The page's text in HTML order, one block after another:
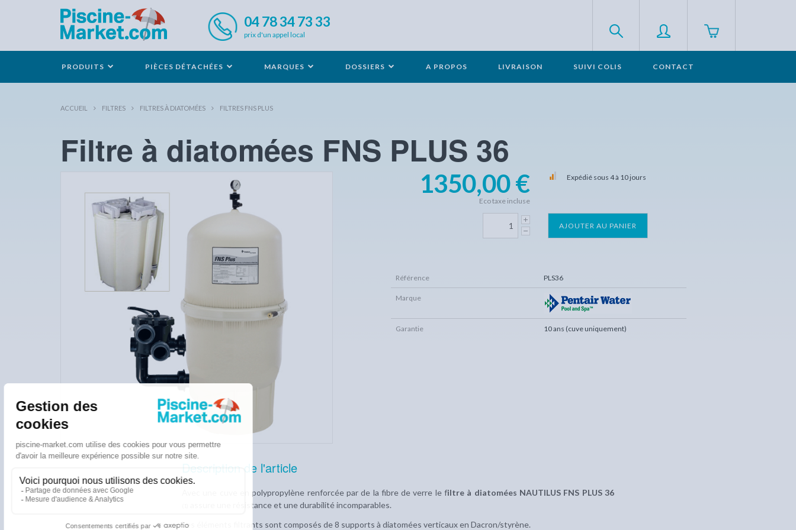
04 78 34 73 33
prix d'un appel local
PRODUITS PIÈCES DÉTACHÉES MARQUES DOSSIERS A PROPOS LIVRAISON SUIVI COLIS CONTACT
ACCUEIL FILTRES FILTRES À DIATOMÉES FILTRES FNS PLUS
Filtre à diatomées FNS PLUS 36
1350,00 €
Eco taxe incluse
Expédié sous 4 à 10 jours
Référence PLS36
Marque
Garantie 10 ans (cuve uniquement)
Description de l'article
Avec une cuve en polypropylène renforcée par de la fibre de verre le filtre à diatomées NAUTILUS FNS PLUS 36
assure une résistance et une durabilité incomparables.
Les éléments filtrants sont composés de 8 supports à diatomées verticaux en Dacron/styrène.